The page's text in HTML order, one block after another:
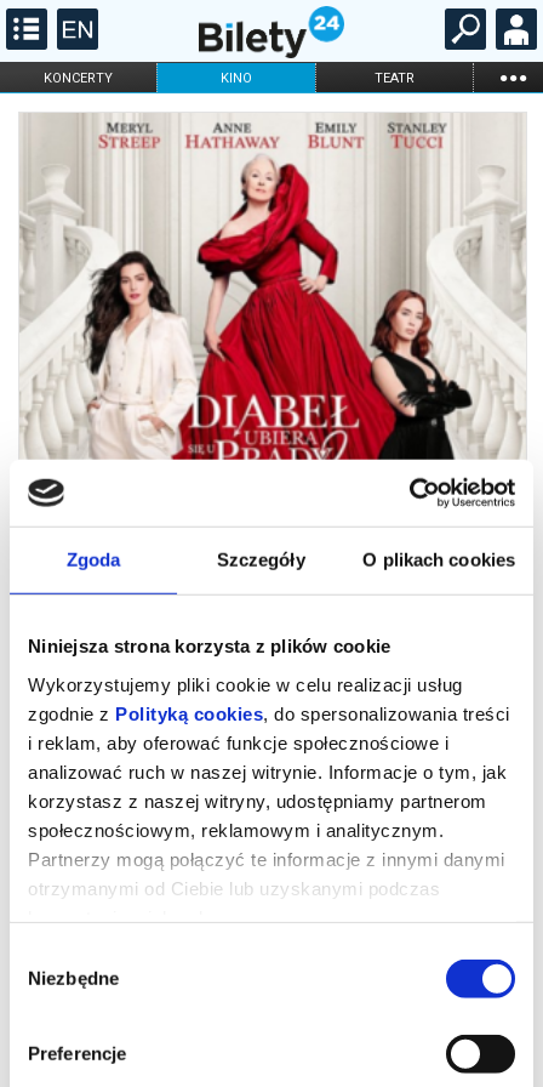
Zgoda Szczegóły O plikach cookies
Niniejsza strona korzysta z plików cookie
Wykorzystujemy pliki cookie w celu realizacji usług
zgodnie z Polityką cookies , do spersonalizowania treści
i reklam, aby oferować funkcje społecznościowe i
analizować ruch w naszej witrynie. Informacje o tym, jak
korzystasz z naszej witryny, udostępniamy partnerom
społecznościowym, reklamowym i analitycznym.
Partnerzy mogą połączyć te informacje z innymi danymi
otrzymanymi od Ciebie lub uzyskanymi podczas
zgody
Niezbędne
Preferencje
KONCERTY KINO TEATR ...
FILHARMONIA OPERA I BALET
STAND-UP
DLA DZIECI
ONLINE KARNETY
Diabeł ubiera się u Prady 2
Miranda Priestly powraca! Dwadzieścia lat po wydarzeniach, które
zdefiniowały świat mody i popkultury, kultowi bohaterowie znów
. Meryl Streep, Anne Hathaway, Emily
Blunt oraz Stanley Tucci ponownie wcielają się w swoje ikoniczne
role, przypominając, że w świecie mody władza, ambicja i